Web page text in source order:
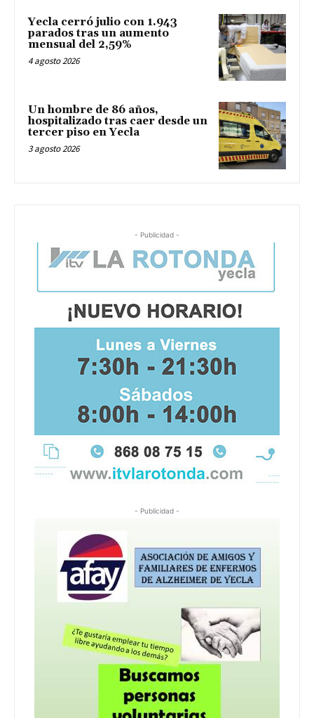
Yecla cerró julio con 1.943
parados tras un aumento
mensual del 2,59%
4 agosto 2026
Un hombre de 86 años,
hospitalizado tras caer desde un
tercer piso en Yecla
3 agosto 2026
- Publicidad -
- Publicidad -